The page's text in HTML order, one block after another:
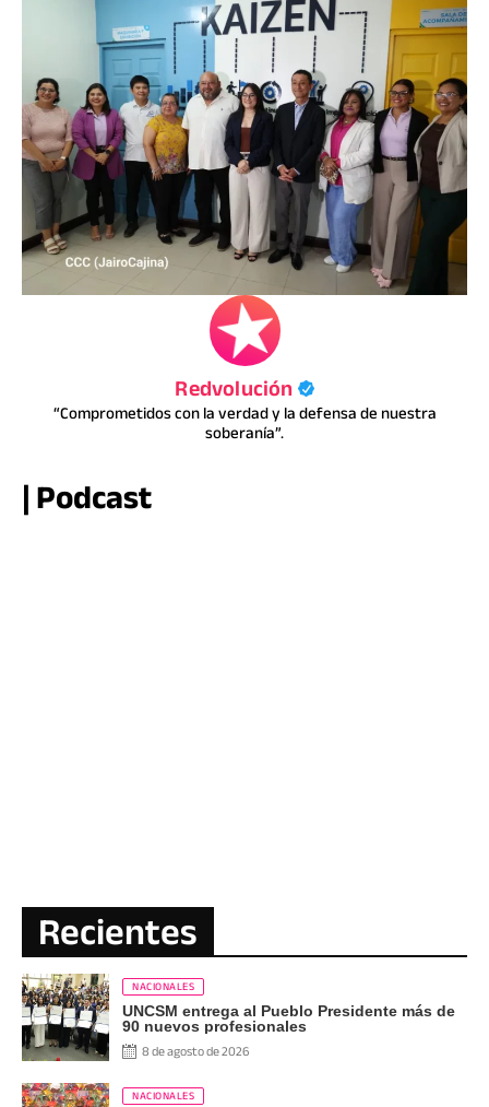
Redvolución
“Comprometidos con la verdad y la defensa de nuestra
soberanía”.
| Podcast
Recientes
NACIONALES
UNCSM entrega al Pueblo Presidente más de
90 nuevos profesionales
8 de agosto de 2026
NACIONALES